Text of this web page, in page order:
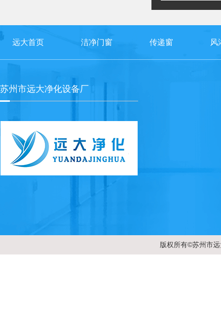
远大首页 洁净门窗 传递窗 风
苏州市远大净化设备厂
版权所有©苏州市